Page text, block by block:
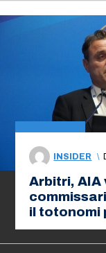
INSIDER \
Arbitri, AIA
il totonomi